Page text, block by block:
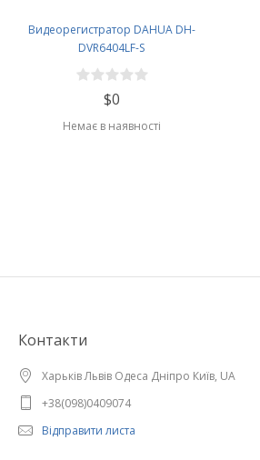
Видеорегистратор DAHUA DH-
DVR6404LF-S
$0
Немає в наявності
Контакти
Харьків Львів Одеса Дніпро Київ, UA
+38(098)0409074
Відправити листа